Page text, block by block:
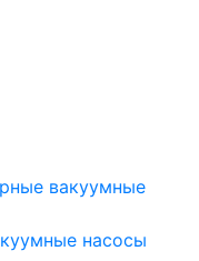
вакуумные
насосы